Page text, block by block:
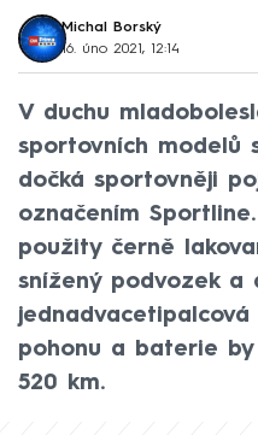
Michal Borský
16. úno 2021, 12:14
V duchu
sportovních modelů
dočká sportovněji
označením
použity černě
snížený podvozek a
pohonu a baterie
520 km.